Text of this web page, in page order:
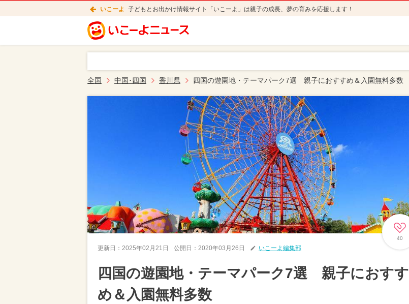
いこーよ 子どもとお出かけ情報サイト「いこーよ」は親子の成長、夢の育みを応援します！
全国 中国･四国 香川県 四国の遊園地・テーマパーク7選 親子におすすめ＆入園無料多数
40
更新日： 2025年02月21日 公開日： 2020年03月26日 いこーよ編集部
四国の遊園地・テーマパーク7選 親子におすす
め＆入園無料多数